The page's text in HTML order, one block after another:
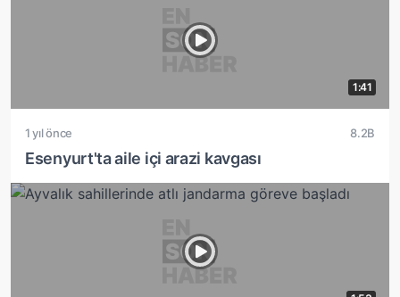
1:41
1 yıl önce 8.2B
Esenyurt'ta aile içi arazi kavgası